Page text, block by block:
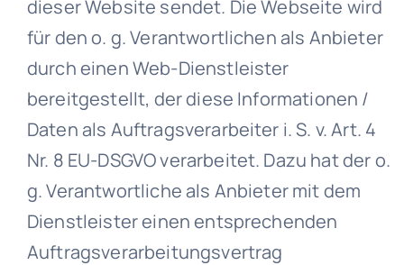
dieser Website sendet. Die Webseite wird
für den o. g. Verantwortlichen als Anbieter
durch einen Web-Dienstleister
bereitgestellt, der diese Informationen /
Daten als Auftragsverarbeiter i. S. v. Art. 4
Nr. 8 EU-DSGVO verarbeitet. Dazu hat der o.
g. Verantwortliche als Anbieter mit dem
Dienstleister einen entsprechenden
Auftragsverarbeitungsvertrag